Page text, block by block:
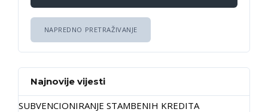
NAPREDNO PRETRAŽIVANJE
Najnovije vijesti
SUBVENCIONIRANJE STAMBENIH KREDITA